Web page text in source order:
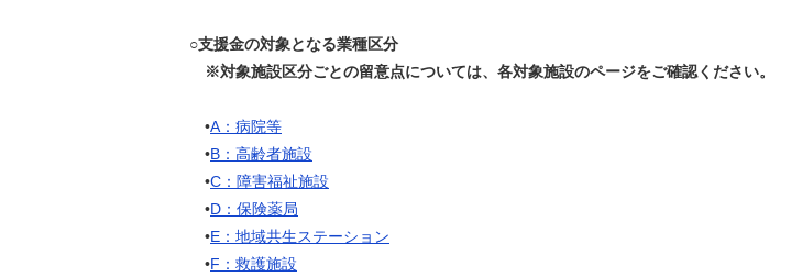
○支援金の対象となる業種区分
※対象施設区分ごとの留意点については、各対象施設のページをご確認ください。
•A：病院等
•B：高齢者施設
•C：障害福祉施設
•D：保険薬局
•E：地域共生ステーション
•F：救護施設